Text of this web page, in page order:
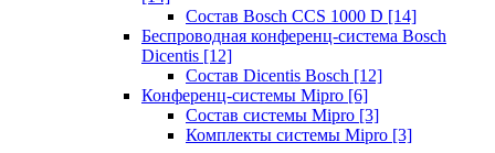
Состав Bosch CCS 1000 D [14]
Беспроводная конференц-система Bosch
Dicentis [12]
Состав Dicentis Bosch [12]
Конференц-системы Mipro [6]
Состав системы Mipro [3]
Комплекты системы Mipro [3]